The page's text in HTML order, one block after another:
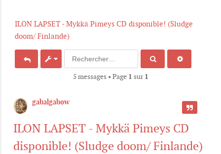
ILON LAPSET - Mykkä Pimeys CD disponible! (Sludge
doom/ Finlande)
5 messages • Page 1 sur1
gabalgabow
ILON LAPSET - Mykkä Pimeys CD
disponible! (Sludge doom/ Finlande)
CITER